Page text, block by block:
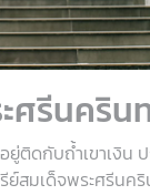
ศรีนคริน
ติดกับถ้ำเขาเงิน
ย์สมเด็จพระศรีนค